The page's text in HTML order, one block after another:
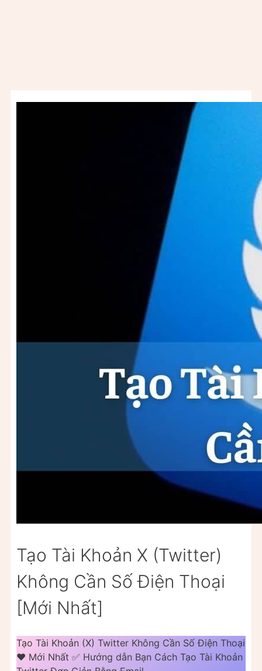
Tạo Tài Khoản X (Twitter)
Không Cần Số Điện Thoại
[Mới Nhất]
Tạo Tài Khoản (X) Twitter Không Cần Số Điện Thoại
❤️️ Mới Nhất ✅ Hướng dẫn Bạn Cách Tạo Tài Khoản